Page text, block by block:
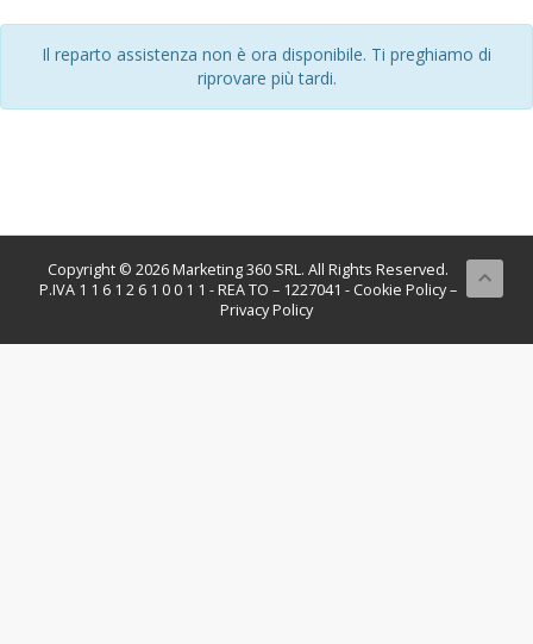
Il reparto assistenza non è ora disponibile. Ti preghiamo di
riprovare più tardi.
Copyright © 2026 Marketing 360 SRL. All Rights Reserved.
P.IVA 1 1 6 1 2 6 1 0 0 1 1 - REA TO – 1227041 - Cookie Policy–
Privacy Policy